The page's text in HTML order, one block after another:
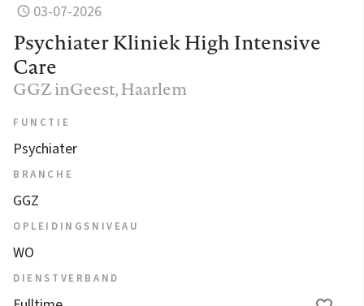
03-07-2026
Psychiater Kliniek High Intensive
Care
GGZ inGeest, Haarlem
FUNCTIE
Psychiater
BRANCHE
GGZ
OPLEIDINGSNIVEAU
WO
DIENSTVERBAND